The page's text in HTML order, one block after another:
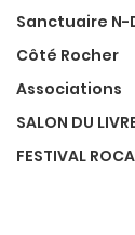
Sanctuaire N-
Côté Rocher
Associations
SALON DU
FESTIVAL